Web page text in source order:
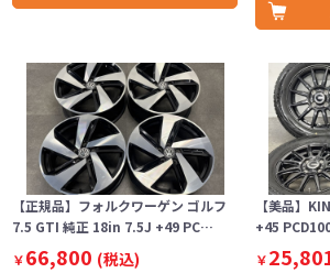
【正規品】フォルクワーゲン ゴルフ
7.5 GTI 純正 18in 7.5J +49 PC…
￥66,800 (税込)
【美品】
+45
￥